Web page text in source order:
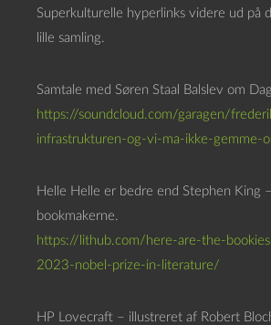
Superkulturelle hyperlinks videre ud på
lille samling.
Samtale med Søren Staal Balslev om
https://soundcloud.com/garagen/
infrastrukturen-og-vi-ma-ikke-gemme-
Helle Helle er bedre end Stephen King
bookmakerne.
https://lithub.com/here-are-the-
2023-nobel-prize-in-literature/
HP Lovecraft – illustreret af Robert